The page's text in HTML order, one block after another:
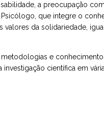
a preocupação
que integre o
da solidariedade,
metodologias e
investigação científica em